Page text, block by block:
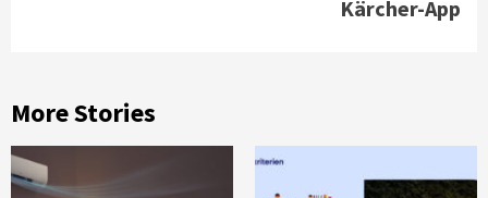
Kärcher-App
More Stories